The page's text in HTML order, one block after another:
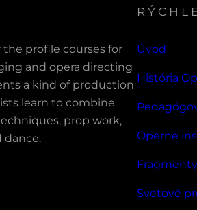
the profile courses for
and opera directing
a kind of production
learn to combine
prop work,
dance.
Úvod
História
Operné
Fragmenty
Svetové